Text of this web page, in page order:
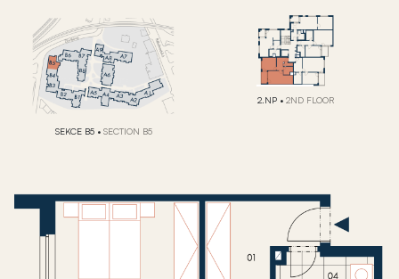
SEKCE B5 • SECTION B5
2.NP • 2ND FLOOR